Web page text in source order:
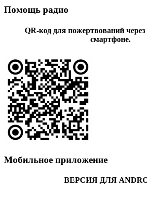
Помощь радио
QR-код для пожертвований
смартфоне.
Мобильное приложение
ВЕРСИЯ ДЛЯ